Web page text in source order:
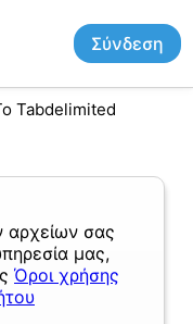
Σύνδεση
Tabdelimited
σας
μας,
Όροι χρήσης